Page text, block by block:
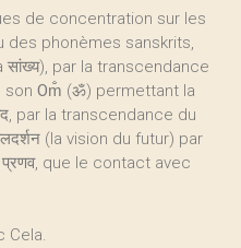
de concentration sur les
des phonèmes sanskrits,
सांख्य), par la transcendance
son Om̐ (ॐ) permettant la
par la transcendance du
(la vision du futur) par
प्रणव, que le contact avec
Cela.